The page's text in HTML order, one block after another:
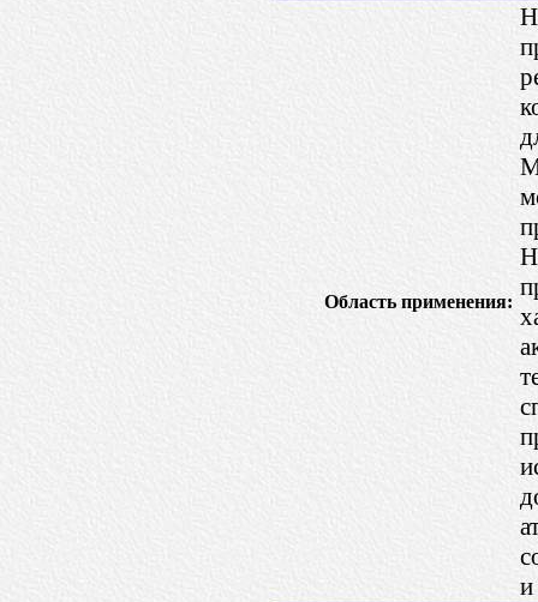
Область применения:
и